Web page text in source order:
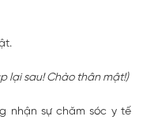
lại sau! Chào thân mật!)
nhận sự chăm sóc y tế